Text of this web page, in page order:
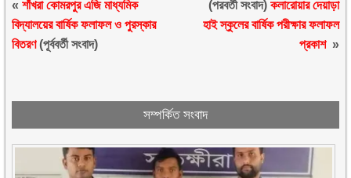
«শাঁখরা কোমরপুর এজি মাধ্যমিক
বিদ্যালয়ের বার্ষিক ফলাফল ও পুরস্কার
বিতরণ(পূর্ববর্তী সংবাদ)
(পরবর্তী সংবাদ) কলারোয়ার দেয়াড়া
হাই স্কুলের বার্ষিক পরীক্ষার ফলাফল
প্রকাশ »
সম্পর্কিত সংবাদ